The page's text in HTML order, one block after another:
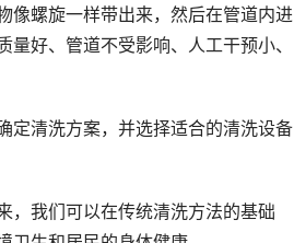
像螺旋一样带出来，然后在管道内进
好、管道不受影响、人工干预小、
定清洗方案，并选择适合的清洗设备
，我们可以在传统清洗方法的基础